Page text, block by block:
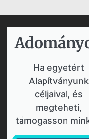
Ha egyetért
Alapítványunk
céljaival, és
megteheti,
támogasson